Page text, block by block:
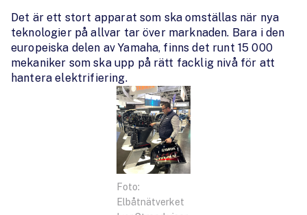
Det är ett stort apparat som ska omställas när nya
teknologier på allvar tar över marknaden. Bara i den
europeiska delen av Yamaha, finns det runt 15 000
mekaniker som ska upp på rätt facklig nivå för att
hantera elektrifiering.
Foto:
Elbåtnätverket